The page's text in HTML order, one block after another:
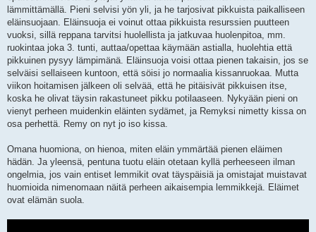
lämmittämällä. Pieni selvisi yön yli, ja he tarjosivat pikkuista paikalliseen
eläinsuojaan. Eläinsuoja ei voinut ottaa pikkuista resurssien puutteen
vuoksi, sillä reppana tarvitsi huolellista ja jatkuvaa huolenpitoa, mm.
ruokintaa joka 3. tunti, auttaa/opettaa käymään astialla, huolehtia että
pikkuinen pysyy lämpimänä. Eläinsuoja voisi ottaa pienen takaisin, jos se
selväisi sellaiseen kuntoon, että söisi jo normaalia kissanruokaa. Mutta
viikon hoitamisen jälkeen oli selvää, että he pitäisivät pikkuisen itse,
koska he olivat täysin rakastuneet pikku potilaaseen. Nykyään pieni on
vienyt perheen muidenkin eläinten sydämet, ja Remyksi nimetty kissa on
osa perhettä. Remy on nyt jo iso kissa.
Omana huomiona, on hienoa, miten eläin ymmärtää pienen eläimen
hädän. Ja yleensä, pentuna tuotu eläin otetaan kyllä perheeseen ilman
ongelmia, jos vain entiset lemmikit ovat täyspäisiä ja omistajat muistavat
huomioida nimenomaan näitä perheen aikaisempia lemmikkejä. Eläimet
ovat elämän suola.